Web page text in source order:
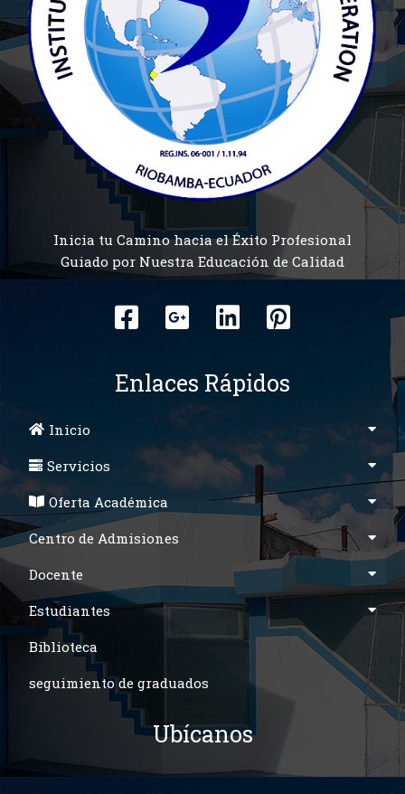
Inicia tu Camino hacia el Éxito Profesional
Guiado por Nuestra Educación de Calidad
Enlaces Rápidos
Inicio
Servicios
Oferta Académica
Centro de Admisiones
Docente
Estudiantes
Biblioteca
seguimiento de graduados
Ubícanos